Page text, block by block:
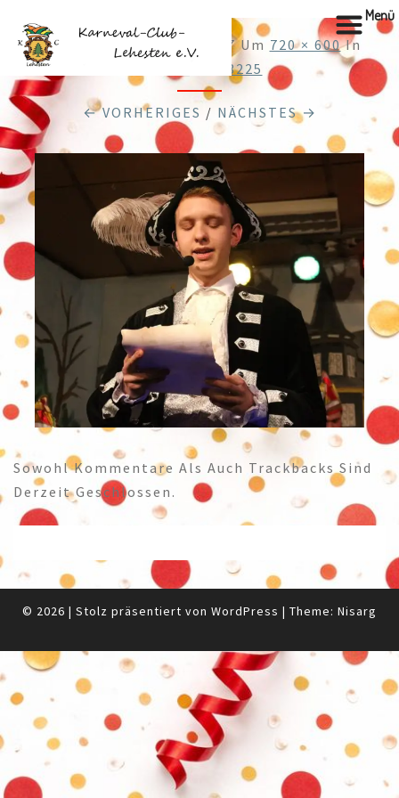
Veröffentlicht 28.12.2017Um 720 × 600In
Cache_48303225
← VORHERIGES / NÄCHSTES →
Sowohl Kommentare Als Auch Trackbacks Sind
Derzeit Geschlossen.
© 2026 | Stolz präsentiert von WordPress | Theme: Nisarg
Menü